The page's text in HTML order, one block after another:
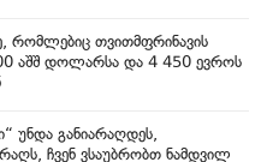
რომლებიც თვითმფრინავის
აშშ დოლარსა და 4 450 ევროს
უნდა განიარაღდეს,
ჩვენ ვსაუბრობთ ნამდვილ